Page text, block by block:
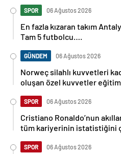
SPOR 06 Ağustos 2026
En fazla kızaran takım
Tam 5 futbolcu….
GÜNDEM 06 Ağustos 2026
Norweç silahlı kuvvetleri
oluşan özel kuvvetler
SPOR 06 Ağustos 2026
Cristiano Ronaldo’nun
tüm kariyerinin istatistiğini
SPOR 06 Ağustos 2026